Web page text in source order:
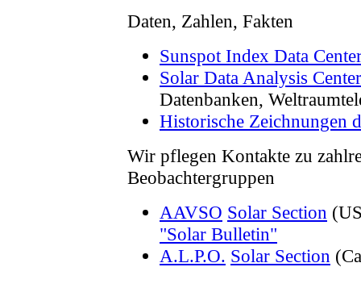
Daten, Zahlen, Fakten
Sunspot Index Data
Solar Data Analysis
Datenbanken,
Historische Zeichnungen
Wir pflegen Kontakte zu
Beobachtergruppen
AAVSO Solar Section
"Solar Bulletin"
A.L.P.O. Solar Section